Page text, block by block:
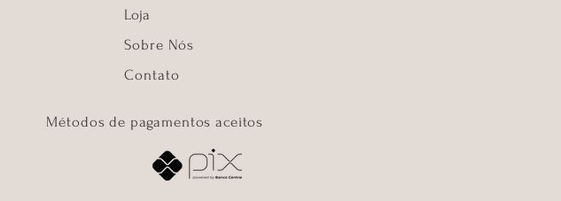
Loja
Sobre Nós
Contato
Métodos de pagamentos aceitos